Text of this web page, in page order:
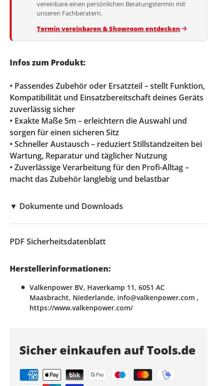
vereinbare einen persönlichen Beratungstermin mit
unseren Fachberatern.
Termin vereinbaren & Showroom entdecken
Infos zum Produkt:
• Passendes Zubehör oder Ersatzteil – stellt Funktion,
Kompatibilität und Einsatzbereitschaft deines Geräts
zuverlässig sicher
• Exakte Maße 5m – erleichtern die Auswahl und
sorgen für einen sicheren Sitz
• Schneller Austausch – reduziert Stillstandzeiten bei
Wartung, Reparatur und täglicher Nutzung
• Zuverlässige Verarbeitung für den Profi-Alltag –
macht das Zubehör langlebig und belastbar
▼ Dokumente und Downloads
PDF Sicherheitsdatenblatt
Herstellerinformationen:
Valkenpower BV, Haverkamp 11, 6051 AC
Maasbracht, Niederlande, info@valkenpower.com ,
https://www.valkenpower.com/
Sicher einkaufen auf Tools.de